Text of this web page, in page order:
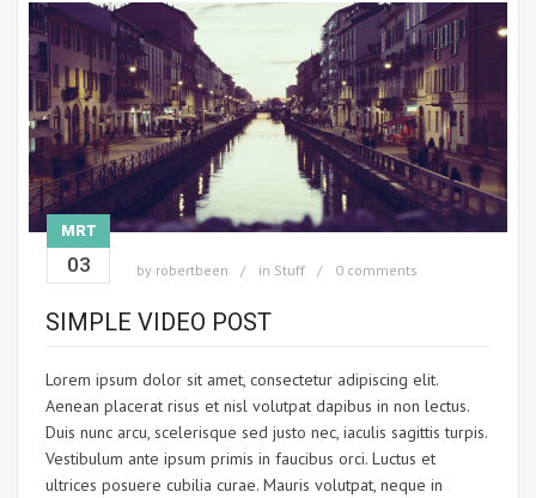
MRT
03 by robertbeen in Stuff 0 comments
SIMPLE VIDEO POST
Lorem ipsum dolor sit amet, consectetur adipiscing elit.
Aenean placerat risus et nisl volutpat dapibus in non lectus.
Duis nunc arcu, scelerisque sed justo nec, iaculis sagittis turpis.
Vestibulum ante ipsum primis in faucibus orci. Luctus et
ultrices posuere cubilia curae. Mauris volutpat, neque in